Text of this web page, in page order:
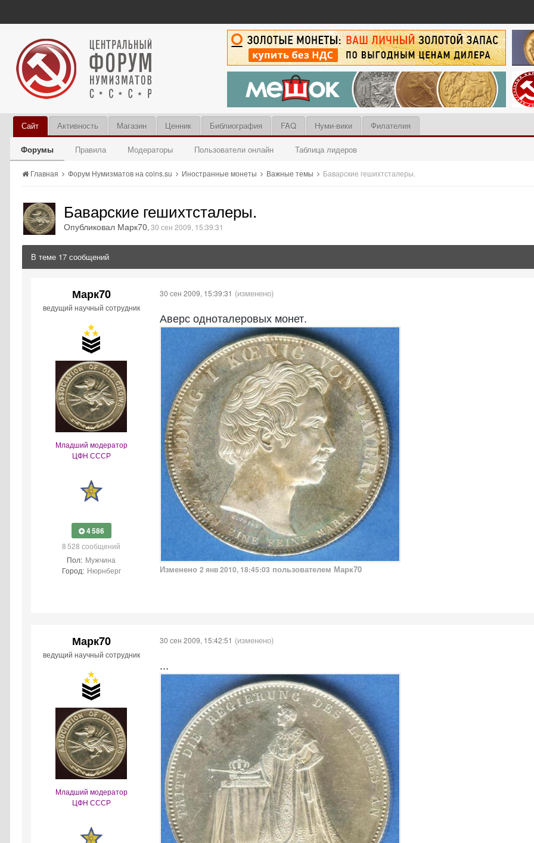
Сайт
Форумы Правила Модераторы Пользователи онлайн Таблица лидеров
Активность Магазин Ценник Библиография FAQ Нуми-вики Филателия
Главная Форум Нумизматов на coins.su Иностранные монеты Важные темы Баварские гешихтсталеры.
Баварские гешихтсталеры.
Опубликовал Марк70, 30 сен 2009, 15:39:31
В теме 17 сообщений
Марк70
ведущий научный сотрудник
Младший модератор
ЦФН СССР
4 586
8 528 сообщений
Пол: Мужчина
Город: Нюрнберг
30 сен 2009, 15:39:31 (изменено)
Аверс одноталеровых монет.
Изменено 2 янв 2010, 18:45:03 пользователем Марк70
Марк70
ведущий научный сотрудник
Младший модератор
ЦФН СССР
30 сен 2009, 15:42:51 (изменено)
...